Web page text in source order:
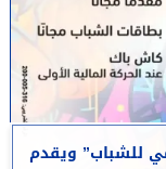
للشباب” ويقدم